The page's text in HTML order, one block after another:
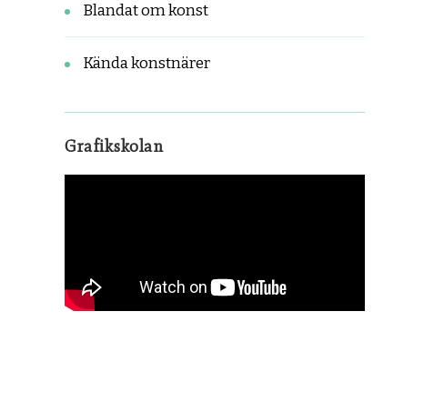
Blandat om konst
Kända konstnärer
Grafikskolan